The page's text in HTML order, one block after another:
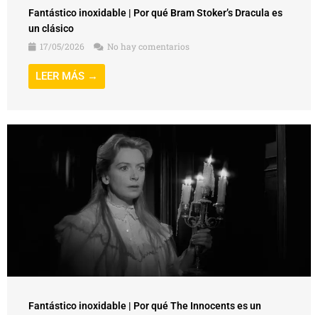
Fantástico inoxidable | Por qué Bram Stoker’s Dracula es
un clásico
17/05/2026
No hay comentarios
LEER MÁS →
Fantástico inoxidable | Por qué The Innocents es un